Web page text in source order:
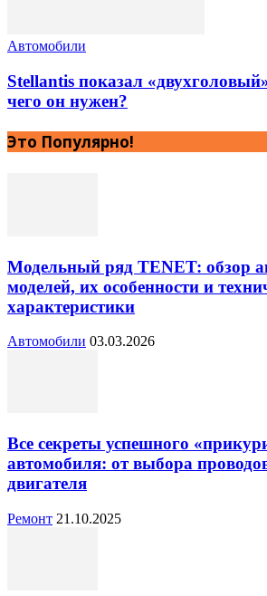
Автомобили
Stellantis показал
чего он нужен?
Это Популярно!
Модельный ряд TENET: обзор
моделей, их особенности и
характеристики
Автомобили 03.03.2026
Все секреты успешного
автомобиля: от выбора
двигателя
Ремонт 21.10.2025